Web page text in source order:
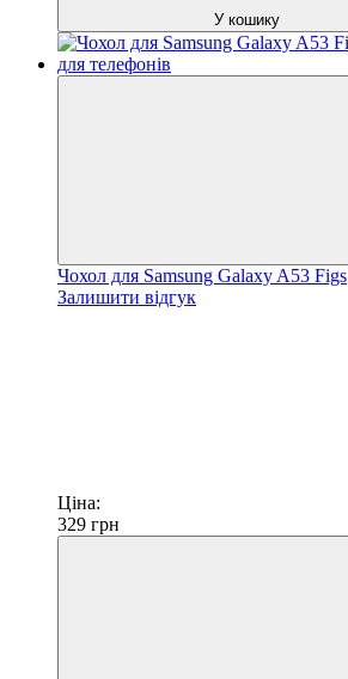
У кошику
Чохол для Samsung Galaxy A53 Figs
Залишити відгук
Ціна:
329 грн